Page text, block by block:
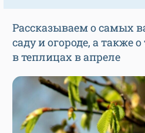
Рассказываем о самых
саду и огороде, а также
в теплицах в апреле